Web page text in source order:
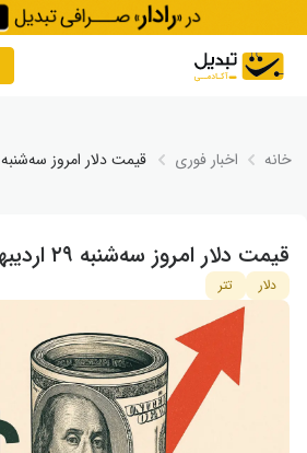
Skip to content
خانه اخبار فوری قیمت دلار امروز سه‌شنبه ۲۹ اردیبهشت ۱۴۰۵
قیمت دلار امروز سه‌شنبه ۲۹ اردیبهشت ۱۴۰۵
دلار تتر